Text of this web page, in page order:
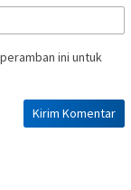
ini untuk